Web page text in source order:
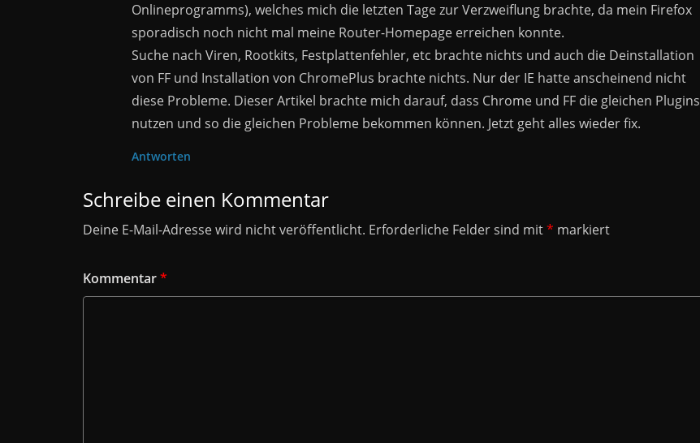
Onlineprogramms), welches mich die letzten Tage zur Verzweiflung brachte, da mein Firefox
sporadisch noch nicht mal meine Router-Homepage erreichen konnte.
Suche nach Viren, Rootkits, Festplattenfehler, etc brachte nichts und auch die Deinstallation
von FF und Installation von ChromePlus brachte nichts. Nur der IE hatte anscheinend nicht
diese Probleme. Dieser Artikel brachte mich darauf, dass Chrome und FF die gleichen Plugins
nutzen und so die gleichen Probleme bekommen können. Jetzt geht alles wieder fix.
Antworten
Schreibe einen Kommentar
Deine E-Mail-Adresse wird nicht veröffentlicht. Erforderliche Felder sind mit* markiert
Kommentar*